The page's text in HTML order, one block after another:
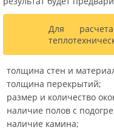
Для
толщина стен и
толщина перекрытий;
размер и количество
наличие полов с
наличие камина;